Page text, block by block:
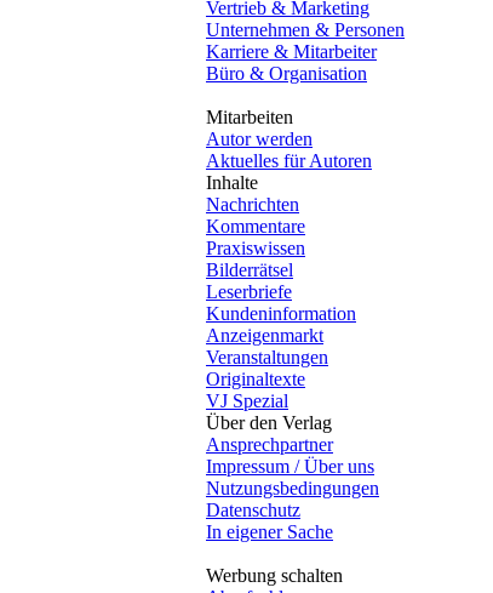
Vertrieb & Marketing
Unternehmen & Personen
Karriere & Mitarbeiter
Büro & Organisation
Mitarbeiten
Autor werden
Aktuelles für Autoren
Inhalte
Nachrichten
Kommentare
Praxiswissen
Bilderrätsel
Leserbriefe
Kundeninformation
Anzeigenmarkt
Veranstaltungen
Originaltexte
VJ Spezial
Über den Verlag
Ansprechpartner
Impressum / Über uns
Nutzungsbedingungen
Datenschutz
In eigener Sache
Werbung schalten